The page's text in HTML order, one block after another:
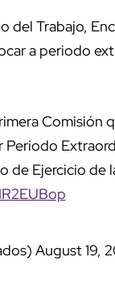
del Trabajo,
a periodo
Comisión
Periodo
de Ejercicio de
August 19,